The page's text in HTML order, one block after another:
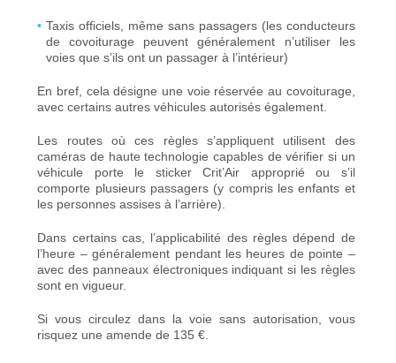
Taxis officiels, même sans passagers (les conducteurs
de covoiturage peuvent généralement n’utiliser les
voies que s’ils ont un passager à l’intérieur)
En bref, cela désigne une voie réservée au covoiturage,
avec certains autres véhicules autorisés également.
Les routes où ces règles s’appliquent utilisent des
caméras de haute technologie capables de vérifier si un
véhicule porte le sticker Crit’Air approprié ou s’il
comporte plusieurs passagers (y compris les enfants et
les personnes assises à l’arrière).
Dans certains cas, l’applicabilité des règles dépend de
l’heure – généralement pendant les heures de pointe –
avec des panneaux électroniques indiquant si les règles
sont en vigueur.
Si vous circulez dans la voie sans autorisation, vous
risquez une amende de 135 €.